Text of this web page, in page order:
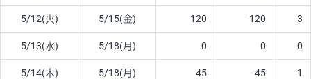
5/12(火) 5/15(金) 120 -120 3
5/13(水) 5/18(月) 0 0 0
5/14(木) 5/18(月) 45 -45 1